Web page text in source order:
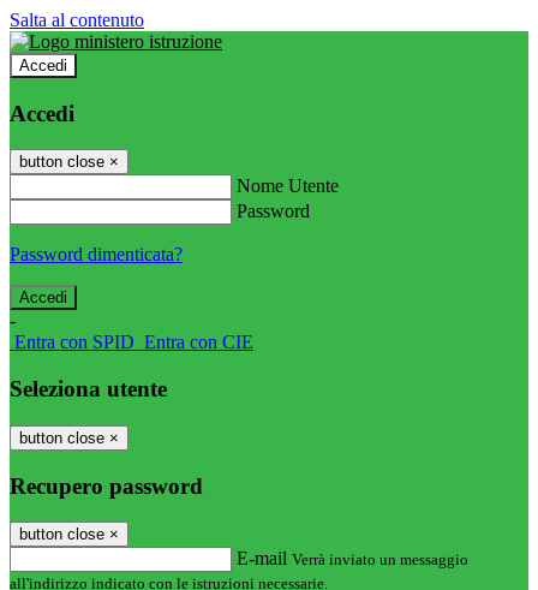
Salta al contenuto
Accedi
Accedi
button close ×
Nome Utente
Password
Password dimenticata?
-
Entra con SPID Entra con CIE
Seleziona utente
button close ×
Recupero password
button close ×
E-mail Verrà inviato un messaggio
all'indirizzo indicato con le istruzioni necessarie.